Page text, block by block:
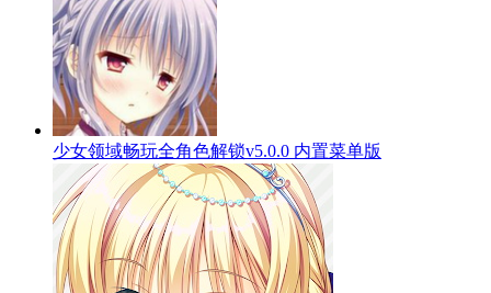
少女领域畅玩全角色解锁v5.0.0 内置菜单版